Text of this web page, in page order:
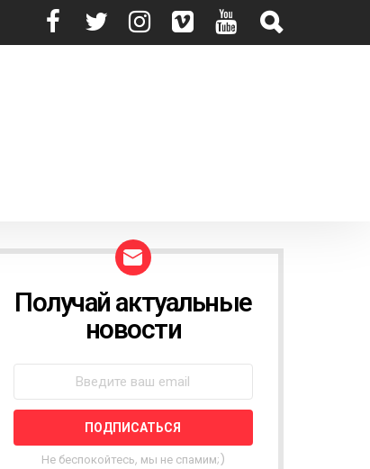
N
E
E
T
E
Получай актуальные
новости
Не беспокойтесь, мы не спамим;)